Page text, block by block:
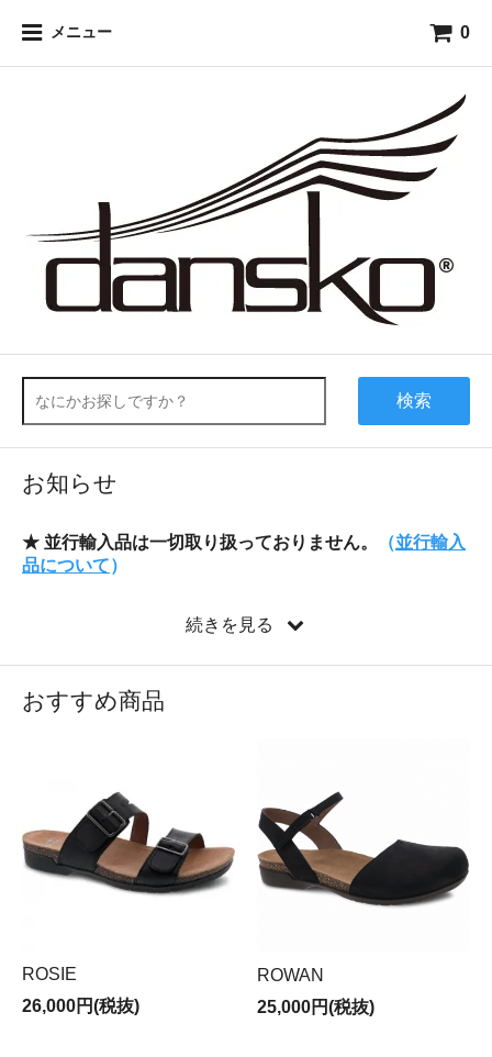
メニュー 0
検索
お知らせ
★ 並行輸入品は一切取り扱っておりません。 （並行輸入
品について）
扱店で販売している商品はすべてメーカー正規契約に基
【公式】Dansko（ダンスコ）ジャパン オフィシャ
ルオンラインショップへようこそ
http://e-dansko.jp/?mode=f10
※ また、ショッピングガイドをご一読ください。
※ お客さまに安心してご利用いただくため、本人認証サ
ービス（3Dセキュア2.0）に対応しているクレジットカ
ォームよりご連絡下さい。
ーを明記の上ご連絡ください。
続きを見る
おすすめ商品
ROSIE
26,000円(税抜)
ROWAN
25,000円(税抜)